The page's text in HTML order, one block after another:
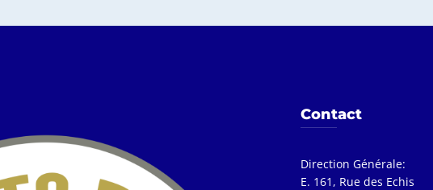
Contact
Direction Générale:
E. 161, Rue des Echis